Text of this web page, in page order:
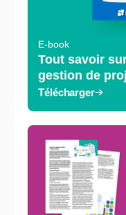
E-book
Tout savoir
gestion de
Télécharger